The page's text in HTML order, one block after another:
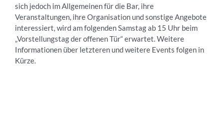
sich jedoch im Allgemeinen für die Bar, ihre
Veranstaltungen, ihre Organisation und sonstige Angebote
interessiert, wird am folgenden Samstag ab 15 Uhr beim
„Vorstellungstag der offenen Tür“ erwartet. Weitere
Informationen über letzteren und weitere Events folgen in
Kürze.